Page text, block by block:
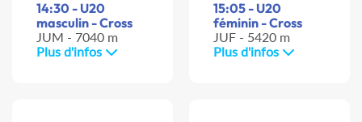
14:30 - U20
masculin - Cross
JUM - 7040 m
Plus d'infos
15:05 - U20
féminin - Cross
JUF - 5420 m
Plus d'infos